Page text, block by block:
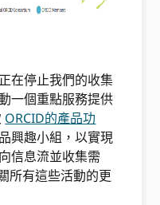
在停止我們的收集
一個重點服務提供
ORCID的產品功
興趣小組，以實現
信息流並收集需
所有這些活動的更